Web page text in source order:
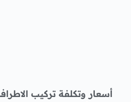
أسعار وتكلفة تركيب